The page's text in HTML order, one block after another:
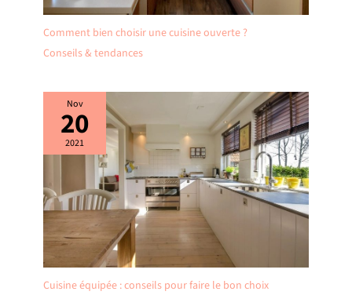
Comment bien choisir une cuisine ouverte ?
Conseils & tendances
Nov
20
2021
Cuisine équipée : conseils pour faire le bon choix